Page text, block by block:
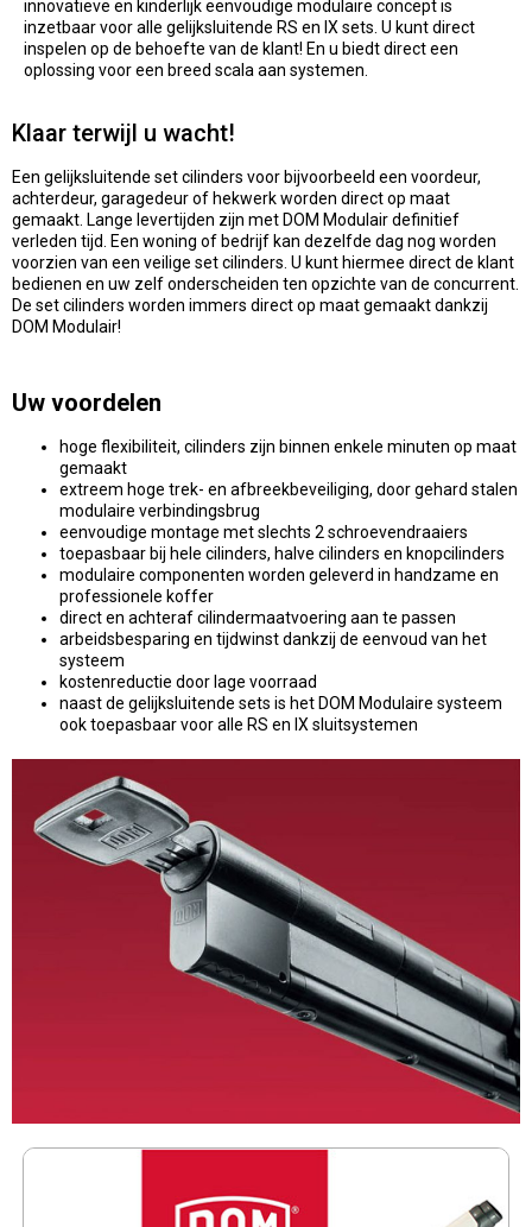
innovatieve en kinderlijk eenvoudige modulaire concept is
inzetbaar voor alle gelijksluitende RS en IX sets. U kunt direct
inspelen op de behoefte van de klant! En u biedt direct een
oplossing voor een breed scala aan systemen.
Klaar terwijl u wacht!
Een gelijksluitende set cilinders voor bijvoorbeeld een voordeur,
achterdeur, garagedeur of hekwerk worden direct op maat
gemaakt. Lange levertijden zijn met DOM Modulair definitief
verleden tijd. Een woning of bedrijf kan dezelfde dag nog worden
voorzien van een veilige set cilinders. U kunt hiermee direct de klant
bedienen en uw zelf onderscheiden ten opzichte van de concurrent.
De set cilinders worden immers direct op maat gemaakt dankzij
DOM Modulair!
Uw voordelen
hoge flexibiliteit, cilinders zijn binnen enkele minuten op maat
gemaakt
extreem hoge trek- en afbreekbeveiliging, door gehard stalen
modulaire verbindingsbrug
eenvoudige montage met slechts 2 schroevendraaiers
toepasbaar bij hele cilinders, halve cilinders en knopcilinders
modulaire componenten worden geleverd in handzame en
professionele koffer
direct en achteraf cilindermaatvoering aan te passen
arbeidsbesparing en tijdwinst dankzij de eenvoud van het
systeem
kostenreductie door lage voorraad
naast de gelijksluitende sets is het DOM Modulaire systeem
ook toepasbaar voor alle RS en IX sluitsystemen